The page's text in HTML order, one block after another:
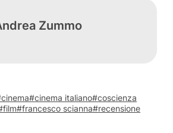
Zummo
cinema cinema italiano coscienza
film francesco scianna recensione